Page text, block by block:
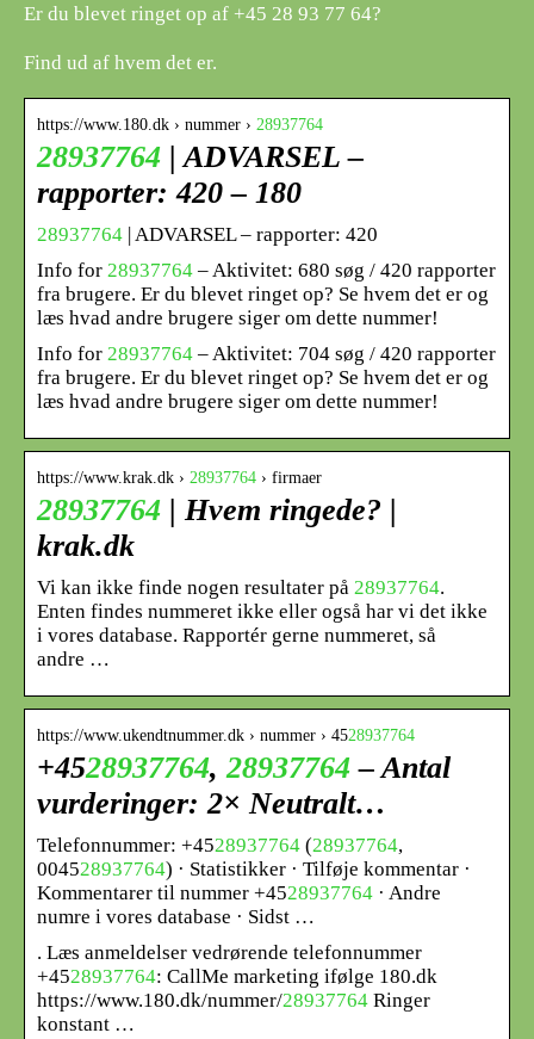
Er du blevet ringet op af +45 28 93 77 64?
Find ud af hvem det er.
https://www.180.dk › nummer › 28937764
28937764 | ADVARSEL –
rapporter: 420 – 180
28937764 | ADVARSEL – rapporter: 420
Info for 28937764 – Aktivitet: 680 søg / 420 rapporter
fra brugere. Er du blevet ringet op? Se hvem det er og
læs hvad andre brugere siger om dette nummer!
Info for 28937764 – Aktivitet: 704 søg / 420 rapporter
fra brugere. Er du blevet ringet op? Se hvem det er og
læs hvad andre brugere siger om dette nummer!
https://www.krak.dk › 28937764 › firmaer
28937764 | Hvem ringede? |
krak.dk
Vi kan ikke finde nogen resultater på 28937764.
Enten findes nummeret ikke eller også har vi det ikke
i vores database. Rapportér gerne nummeret, så
andre …
https://www.ukendtnummer.dk › nummer › 4528937764
+4528937764, 28937764 – Antal
vurderinger: 2× Neutralt…
Telefonnummer: +4528937764 (28937764,
004528937764) · Statistikker · Tilføje kommentar ·
Kommentarer til nummer +4528937764 · Andre
numre i vores database · Sidst …
. Læs anmeldelser vedrørende telefonnummer
+4528937764: CallMe marketing ifølge 180.dk
https://www.180.dk/nummer/28937764 Ringer
konstant …